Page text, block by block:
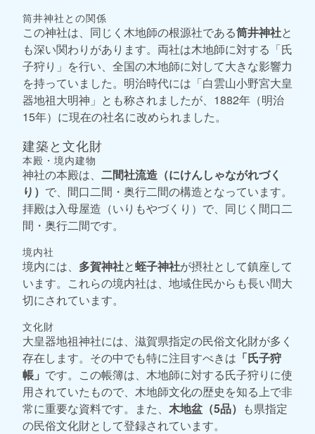
筒井神社との関係
この神社は、同じく木地師の根源社である筒井神社と
も深い関わりがあります。両社は木地師に対する「氏
子狩り」を行い、全国の木地師に対して大きな影響力
を持っていました。明治時代には「白雲山小野宮大皇
器地祖大明神」とも称されましたが、1882年（明治
15年）に現在の社名に改められました。
建築と文化財
本殿・境内建物
神社の本殿は、 二間社流造（にけんしゃながれづく
り） で、間口二間・奥行二間の構造となっています。
拝殿は入母屋造（いりもやづくり）で、同じく間口二
間・奥行二間です。
境内社
境内には、 多賀神社と蛭子神社が摂社として鎮座して
います。これらの境内社は、地域住民からも長い間大
切にされています。
文化財
大皇器地祖神社には、滋賀県指定の民俗文化財が多く
存在します。その中でも特に注目すべきは 「氏子狩
帳」 です。この帳簿は、木地師に対する氏子狩りに使
用されていたもので、木地師文化の歴史を知る上で非
常に重要な資料です。また、 木地盆（5品） も県指定
の民俗文化財として登録されています。